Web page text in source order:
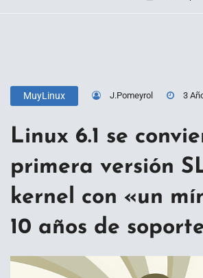
MuyLinux J.Pomeyrol 3
Linux 6.1 se
primera versión
kernel con «un
10 años de